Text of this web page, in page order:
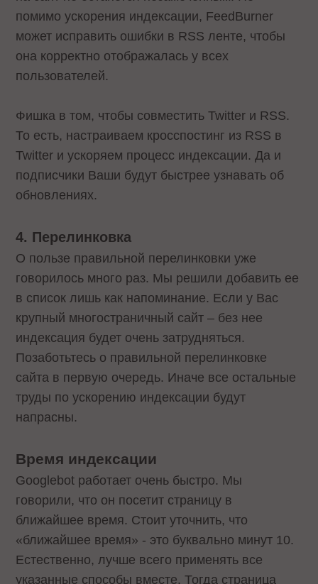
помимо ускорения индексации, FeedBurner
может исправить ошибки в RSS ленте, чтобы
она корректно отображалась у всех
пользователей.
Фишка в том, чтобы совместить Twitter и RSS.
То есть, настраиваем кросспостинг из RSS в
Twitter и ускоряем процесс индексации. Да и
подписчики Ваши будут быстрее узнавать об
обновлениях.
4. Перелинковка
О пользе правильной перелинковки уже
говорилось много раз. Мы решили добавить ее
в список лишь как напоминание. Если у Вас
крупный многостраничный сайт – без нее
индексация будет очень затрудняться.
Позаботьтесь о правильной перелинковке
сайта в первую очередь. Иначе все остальные
труды по ускорению индексации будут
напрасны.
Время индексации
Googlebot работает очень быстро. Мы
говорили, что он посетит страницу в
ближайшее время. Стоит уточнить, что
«ближайшее время» - это буквально минут 10.
Естественно, лучше всего применять все
указанные способы вместе. Тогда страница